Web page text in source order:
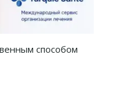
способом